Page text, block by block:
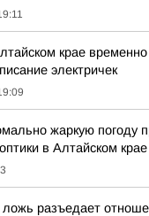
крае
электричек
жаркую погоду
в Алтайском крае
ложь разъедает